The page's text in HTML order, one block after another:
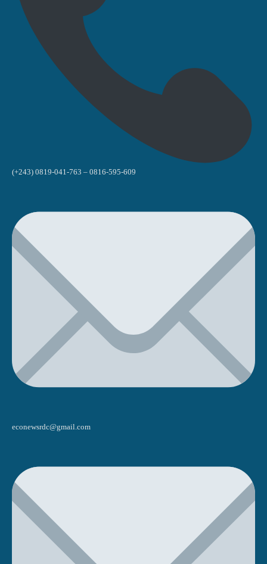
(+243) 0819-041-763 – 0816-595-609
econewsrdc@gmail.com